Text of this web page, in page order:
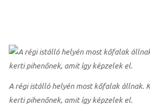
A régi istálló helyén most kőfalak állnak.
kerti pihenőnek, amit így képzelek el.